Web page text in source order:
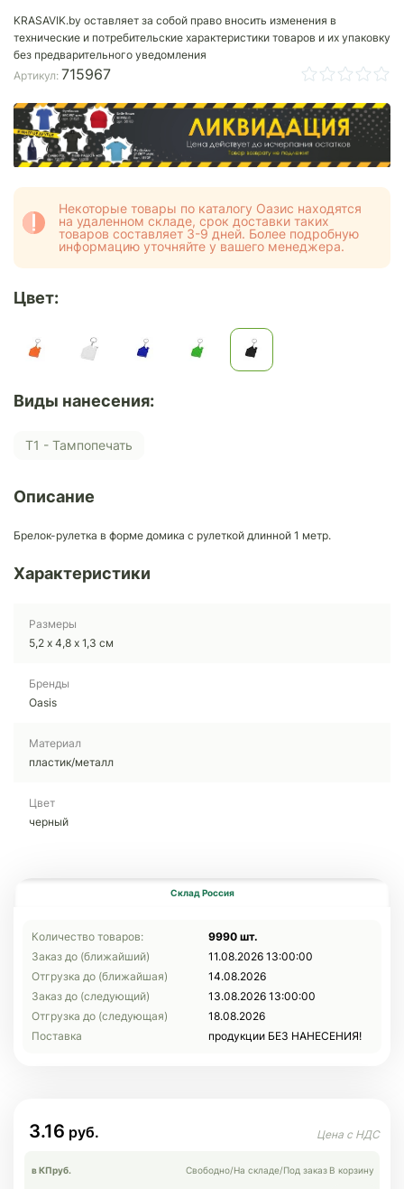
KRASAVIK.by оставляет за собой право вносить изменения в
технические и потребительские характеристики товаров и их упаковку
без предварительного уведомления
Артикул: 715967
Некоторые товары по каталогу Оазис находятся
на удаленном складе, срок доставки таких
товаров составляет 3-9 дней. Более подробную
информацию уточняйте у вашего менеджера.
Цвет:
Виды нанесения:
Т1 - Тампопечать
Описание
Брелок-рулетка в форме домика с рулеткой длинной 1 метр.
Характеристики
Размеры
5,2 х 4,8 х 1,3 см
Бренды
Oasis
Материал
пластик/металл
Цвет
черный
Склад Россия
Количество товаров:
9990 шт.
Заказ до (ближайший)
11.08.2026 13:00:00
Отгрузка до (ближайшая)
14.08.2026
Заказ до (следующий)
13.08.2026 13:00:00
Отгрузка до (следующая)
18.08.2026
Поставка
продукции БЕЗ НАНЕСЕНИЯ!
3.16
в КПруб. Свободно/На складе/Под заказ В корзину